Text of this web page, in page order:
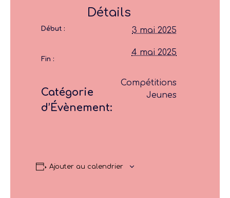
Détails
Début : 3 mai 2025
Fin :
4 mai 2025
Catégorie
d’Évènement:
Compétitions
Jeunes
Ajouter au calendrier